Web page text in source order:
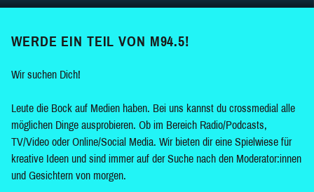
WERDE EIN TEIL VON M94.5!
Wir suchen Dich!
Leute die Bock auf Medien haben. Bei uns kannst du crossmedial alle
möglichen Dinge ausprobieren. Ob im Bereich Radio/Podcasts,
TV/Video oder Online/Social Media. Wir bieten dir eine Spielwiese für
kreative Ideen und sind immer auf der Suche nach den Moderator:innen
und Gesichtern von morgen.